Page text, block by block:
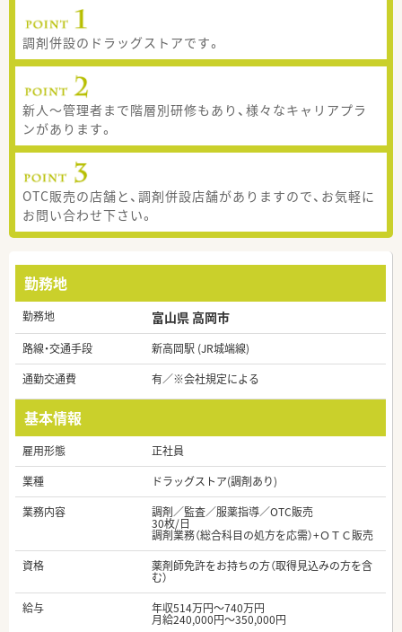
調剤併設のドラッグストアです。
新人～管理者まで階層別研修もあり、様々なキャリアプラ
ンがあります。
OTC販売の店舗と、調剤併設店舗がありますので、お気軽に
お問い合わせ下さい。
勤務地
勤務地 富山県 高岡市
路線・交通手段
新高岡駅 (JR城端線)
通勤交通費
有／※会社規定による
基本情報
雇用形態
正社員
業種
ドラッグストア(調剤あり)
業務内容
調剤／監査／服薬指導／OTC販売
30枚/日
調剤業務（総合科目の処方を応需）+ＯＴＣ販売
資格
薬剤師免許をお持ちの方（取得見込みの方を含
む）
給与
年収514万円～740万円
月給240,000円～350,000円